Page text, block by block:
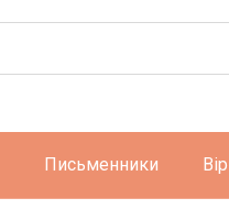
Письменники